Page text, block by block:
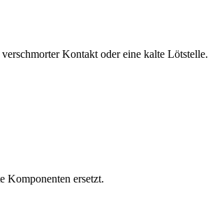
Kontakt oder eine kalte Lötstelle.
Komponenten ersetzt.